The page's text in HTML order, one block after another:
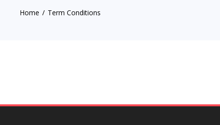
Home Term Conditions